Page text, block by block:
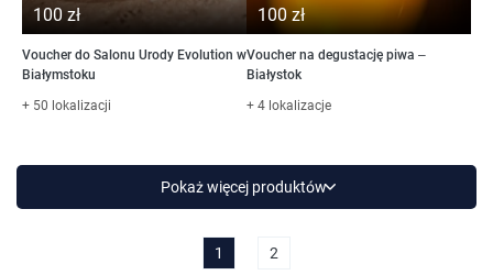
100 zł
Voucher do Salonu Urody Evolution w
Białymstoku
+ 50 lokalizacji
100 zł
Voucher na degustację piwa –
Białystok
+ 4 lokalizacje
Pokaż więcej produktów
1 2